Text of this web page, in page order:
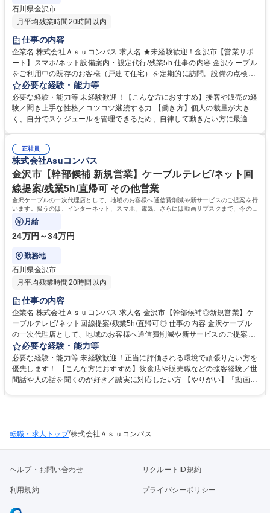
石川県金沢市
月平均残業時間20時間以内
仕事の内容
企業名 株式会社Ａｓｕコンパス 求人名 ★未経験歓迎！金沢市【営業サポ
ート】スマホ/ネット設備案内・設定代行/残業5h 仕事の内容 金沢ケーブル
をご利用中の既存のお客様（戸建て住宅）を定期的に訪問。設備の点検案
内や新しい機器への切替、スマホのセットアップ等のサポートを行いま
す。 【具体的には】担当エリアの戸建て訪問／古い設備から新しい設備へ
の切替工事日の調整・ご案内／スマホの初期設定サポートなど 【やりが
い】インフラの切替は「お客様にとって得になる話」のため、訪問先で
募集職種 ★未経験歓迎！金沢市【営業サポート】スマホ/ネット設備案
内・設定代行/残業5h
必要な経験・能力等
必要な経験・能力等 未経験歓迎！【こんな方におすすめ】接客や販売の経
験／聞き上手な性格／コツコツ継続する力 【働き方】個人の裁量が大き
く、自分でスケジュールを管理できるため、自律して動きたい方に最適
す。その後、先輩とのOJT同行を経て2ヶ月目から独り立ちを目指しま
す。 ※まずは「工事の案内」などの簡単な業務からスタートし、徐々に提
案の幅を広げていけるので、自分のペースで成長できます。 学歴・資格
学歴：大学院 大学 高専 短大 専修学校 高校 語学力： 資格：
正社員
株式会社Asuコンパス
金沢市【幹部候補 新規営業】ケーブルテレビ/ネット回
線提案/残業5h/直帰可 その他営業
金沢ケーブルの一次代理店として、地域のお客様へ通信費削減や新サービスのご提案を行
います。扱うのは、インターネット、スマホ、電気、さらには動画サブスクまで、今の生
活に欠かせないものばかりです。
月給
24万円～34万円
勤務地
石川県金沢市
月平均残業時間20時間以内
仕事の内容
企業名 株式会社Ａｓｕコンパス 求人名 金沢市【幹部候補◎新規営業】ケ
ーブルテレビ/ネット回線提案/残業5h/直帰可◎ 仕事の内容 金沢ケーブル
の一次代理店として、地域のお客様へ通信費削減や新サービスのご提案を
行います。扱うのは、インターネット、スマホ、電気、さらには動画サブ
スクまで、今の生活に欠かせないものばかりです。 【具体的には】担当エ
リアの戸建て訪問／通信費の診断・削減シミュレーション／最新スマホプ
ランや動画サブスクのご案内／「電気＋ネット」のセット割提案など 【採
必要な経験・能力等
必要な経験・能力等 未経験歓迎！正当に評価される環境で頑張りたい方を
優先します！ 【こんな方におすすめ】飲食店や販売職などの接客経験／世
間話や人の話を聞くのが好き／誠実に対応したい方 【やりがい】「動画が
を網羅的に学びます。その後、先輩とのOJT同行を経て2ヶ月目から独り
転職・求人トップ/株式会社Ａｓｕコンパス
ヘルプ・お問い合わせ リクルートID規約
利用規約 プライバシーポリシー